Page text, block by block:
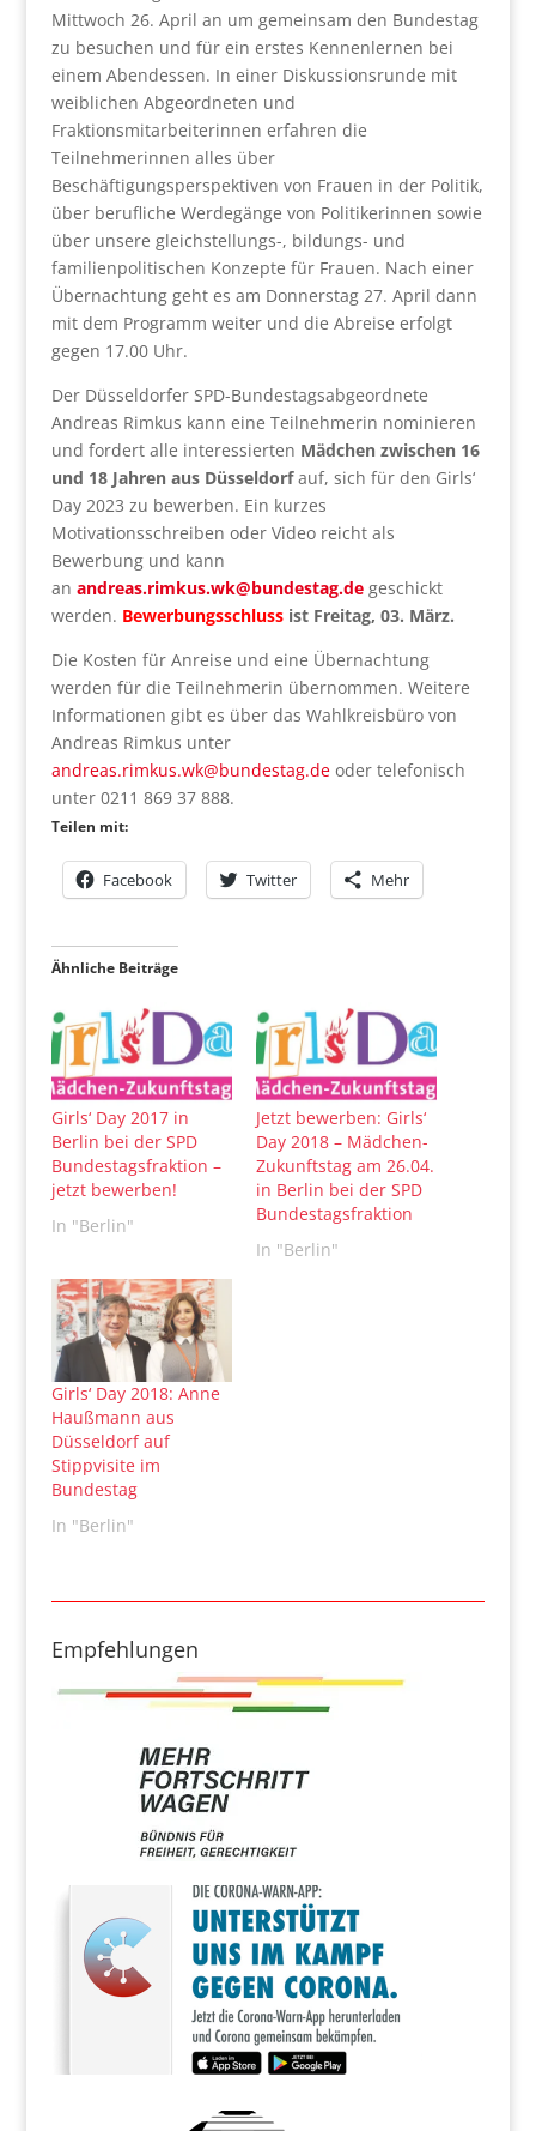
Mittwoch 26. April an um gemeinsam den Bundestag
zu besuchen und für ein erstes Kennenlernen bei
einem Abendessen. In einer Diskussionsrunde mit
weiblichen Abgeordneten und
Fraktionsmitarbeiterinnen erfahren die
Teilnehmerinnen alles über
Beschäftigungsperspektiven von Frauen in der Politik,
über berufliche Werdegänge von Politikerinnen sowie
über unsere gleichstellungs-, bildungs- und
familienpolitischen Konzepte für Frauen. Nach einer
Übernachtung geht es am Donnerstag 27. April dann
mit dem Programm weiter und die Abreise erfolgt
gegen 17.00 Uhr.
Der Düsseldorfer SPD-Bundestagsabgeordnete
Andreas Rimkus kann eine Teilnehmerin nominieren
und fordert alle interessierten Mädchen zwischen 16
und 18 Jahren aus Düsseldorfauf, sich für den Girls‘
Day 2023 zu bewerben. Ein kurzes
Motivationsschreiben oder Video reicht als
Bewerbung und kann
an andreas.rimkus.wk@bundestag.degeschickt
werden. Bewerbungsschlussist Freitag, 03. März.
Die Kosten für Anreise und eine Übernachtung
werden für die Teilnehmerin übernommen. Weitere
Informationen gibt es über das Wahlkreisbüro von
Andreas Rimkus unter
andreas.rimkus.wk@bundestag.deoder telefonisch
unter 0211 869 37 888.
Teilen mit:
Facebook Twitter Mehr
Ähnliche Beiträge
Girls‘ Day 2017 in
Berlin bei der SPD
Bundestagsfraktion –
jetzt bewerben!
In "Berlin"
Jetzt bewerben: Girls‘
Day 2018 – Mädchen-
Zukunftstag am 26.04.
in Berlin bei der SPD
Bundestagsfraktion
In "Berlin"
Girls‘ Day 2018: Anne
Haußmann aus
Düsseldorf auf
Stippvisite im
Bundestag
In "Berlin"
Empfehlungen